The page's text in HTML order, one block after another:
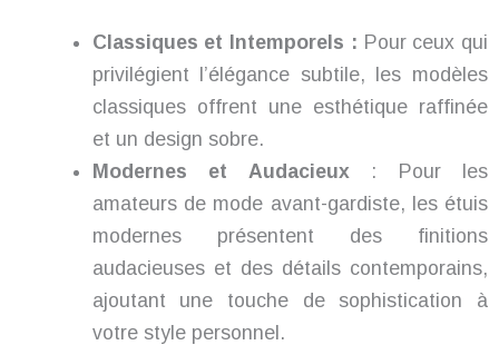
Classiques et Intemporels : Pour ceux qui
privilégient l’élégance subtile, les modèles
classiques offrent une esthétique raffinée
et un design sobre.
Modernes et Audacieux : Pour les
amateurs de mode avant-gardiste, les étuis
modernes présentent des finitions
audacieuses et des détails contemporains,
ajoutant une touche de sophistication à
votre style personnel.